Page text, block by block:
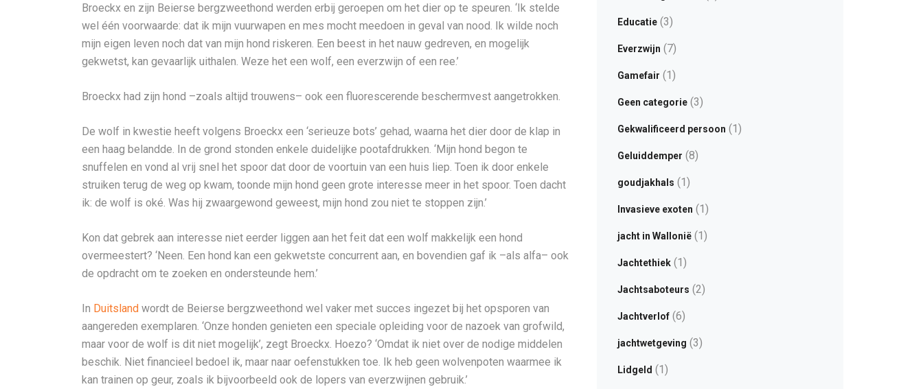
Broeckx en zijn Beierse bergzweethond werden erbij geroepen om het dier op te speuren. ‘Ik stelde
wel één voorwaarde: dat ik mijn vuurwapen en mes mocht meedoen in geval van nood. Ik wilde noch
mijn eigen leven noch dat van mijn hond riskeren. Een beest in het nauw gedreven, en mogelijk
gekwetst, kan gevaarlijk uithalen. Weze het een wolf, een everzwijn of een ree.’
Broeckx had zijn hond –zoals altijd trouwens– ook een fluorescerende beschermvest aangetrokken.
De wolf in kwestie heeft volgens Broeckx een ‘serieuze bots’ gehad, waarna het dier door de klap in
een haag belandde. In de grond stonden enkele duidelijke pootafdrukken. ‘Mijn hond begon te
snuffelen en vond al vrij snel het spoor dat door de voortuin van een huis liep. Toen ik door enkele
struiken terug de weg op kwam, toonde mijn hond geen grote interesse meer in het spoor. Toen dacht
ik: de wolf is oké. Was hij zwaargewond geweest, mijn hond zou niet te stoppen zijn.’
Kon dat gebrek aan interesse niet eerder liggen aan het feit dat een wolf makkelijk een hond
overmeestert? ‘Neen. Een hond kan een gekwetste concurrent aan, en bovendien gaf ik –als alfa– ook
de opdracht om te zoeken en ondersteunde hem.’
In Duitslandwordt de Beierse bergzweethond wel vaker met succes ingezet bij het opsporen van
aangereden exemplaren. ‘Onze honden genieten een speciale opleiding voor de nazoek van grofwild,
maar voor de wolf is dit niet mogelijk’, zegt Broeckx. Hoezo? ‘Omdat ik niet over de nodige middelen
beschik. Niet financieel bedoel ik, maar naar oefenstukken toe. Ik heb geen wolvenpoten waarmee ik
kan trainen op geur, zoals ik bijvoorbeeld ook de lopers van everzwijnen gebruik.’
Educatie(3)
Everzwijn (7)
Gamefair (1)
Geen categorie(3)
Gekwalificeerd persoon (1)
Geluiddemper (8)
goudjakhals (1)
Invasieve exoten (1)
jacht in Wallonië(1)
Jachtethiek(1)
Jachtsaboteurs (2)
Jachtverlof(6)
jachtwetgeving (3)
Lidgeld (1)